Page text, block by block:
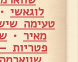
לוגאשי •
טעימה
מאיר •
פטריות